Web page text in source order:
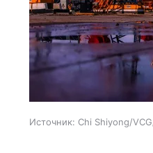
Источник: Chi Shiyong/